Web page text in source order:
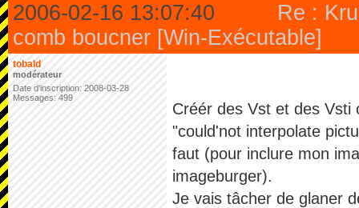
2006-02-16 13:07:40
Re :
comb boucner [Win-Exécutable]
tobald
modérateur
Date d'inscription: 2008-03-28
Messages: 499
Créér des Vst et des Vsti
"could'not interpolate
faut (pour inclure mon
imageburger).
Je vais tâcher de glaner